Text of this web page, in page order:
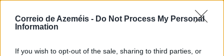
Correio de Azeméis - Do Not Process My Personal
Information
If you wish to opt-out of the sale, sharing to third parties, or